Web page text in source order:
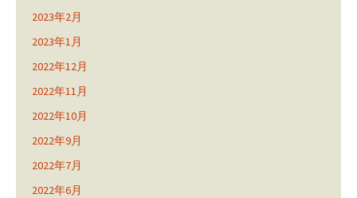
2023年2月
2023年1月
2022年12月
2022年11月
2022年10月
2022年9月
2022年7月
2022年6月